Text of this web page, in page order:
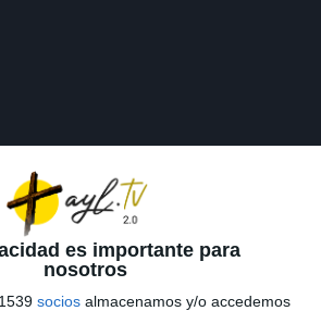
es importante para
nosotros
socios almacenamos y/o accedemos